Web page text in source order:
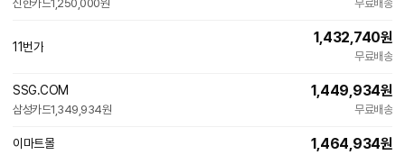
신한카드1,250,000원 무료배송
11번가
1,432,740원
무료배송
SSG.COM
삼성카드1,349,934원
1,449,934원
무료배송
이마트몰 1,464,934원